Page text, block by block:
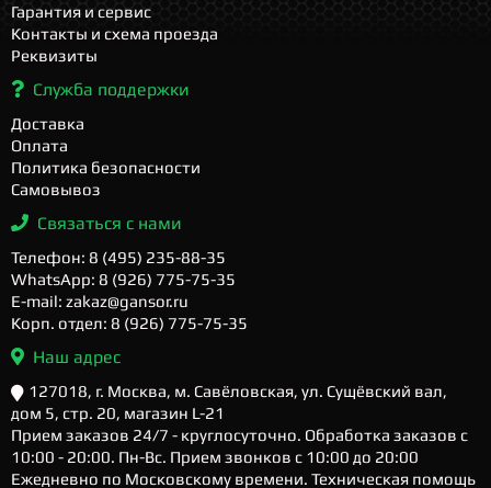
Гарантия и сервис
Контакты и схема проезда
Реквизиты
Служба поддержки
Доставка
Оплата
Политика безопасности
Самовывоз
Связаться с нами
Телефон: 8 (495) 235-88-35
WhatsApp: 8 (926) 775-75-35
E-mail: zakaz@gansor.ru
Корп. отдел: 8 (926) 775-75-35
Наш адрес
127018, г. Москва, м. Савёловская, ул. Сущёвский вал,
дом 5, стр. 20, магазин L-21
Прием заказов 24/7 - круглосуточно. Обработка заказов с
10:00 - 20:00. Пн-Вс. Прием звонков с 10:00 до 20:00
Ежедневно по Московскому времени. Техническая помощь